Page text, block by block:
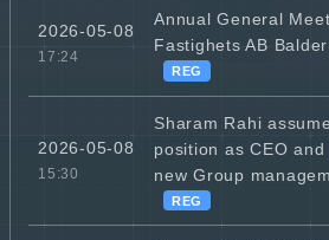
2026-05-08
17:24
Annual General
Fastighets AB
REG
2026-05-08
15:30
Sharam Rahi
position as CEO
new Group
REG